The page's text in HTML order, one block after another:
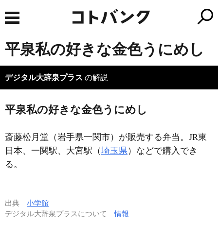
平泉私の好きな金色うにめし
デジタル大辞泉プラス の解説
平泉私の好きな金色うにめし
斎藤松月堂（岩手県一関市）が販売する弁当。JR東
日本、一関駅、大宮駅（埼玉県）などで購入でき
る。
出典 小学館
デジタル大辞泉プラスについて情報